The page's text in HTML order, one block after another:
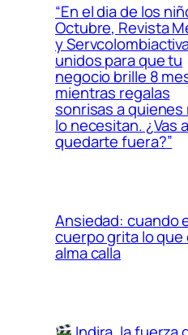
“En el dia de los
Octubre, Revista
y
unidos para que tu
negocio brille 8
mientras regalas
sonrisas a quienes
lo necesitan. ¿Vas a
quedarte fuera?”
Ansiedad: cuando
cuerpo grita lo que
alma calla